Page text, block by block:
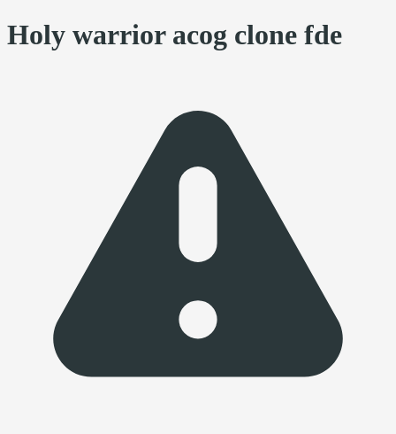
Holy warrior acog clone fde